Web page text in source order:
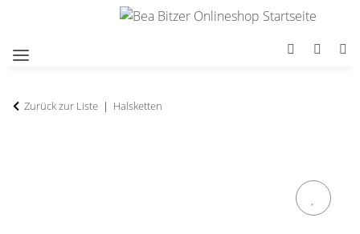
Zurück zur Liste Halsketten